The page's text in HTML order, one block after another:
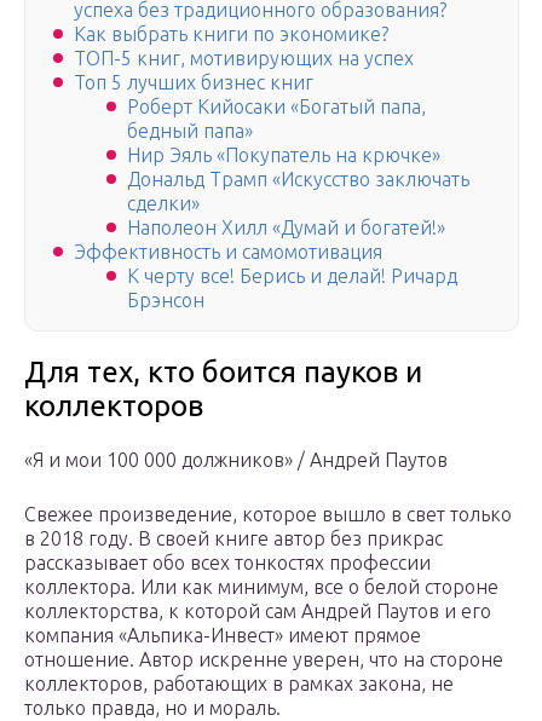
успеха без традиционного образования?
Как выбрать книги по экономике?
ТОП-5 книг, мотивирующих на успех
Топ 5 лучших бизнес книг
Роберт Кийосаки «Богатый папа,
бедный папа»
Нир Эяль «Покупатель на крючке»
Дональд Трамп «Искусство заключать
сделки»
Наполеон Хилл «Думай и богатей!»
Эффективность и самомотивация
К черту все! Берись и делай! Ричард
Брэнсон
Для тех, кто боится пауков и
коллекторов
«Я и мои 100 000 должников» / Андрей Паутов
Свежее произведение, которое вышло в свет только
в 2018 году. В своей книге автор без прикрас
рассказывает обо всех тонкостях профессии
коллектора. Или как минимум, все о белой стороне
коллекторства, к которой сам Андрей Паутов и его
компания «Альпика-Инвест» имеют прямое
отношение. Автор искренне уверен, что на стороне
коллекторов, работающих в рамках закона, не
только правда, но и мораль.